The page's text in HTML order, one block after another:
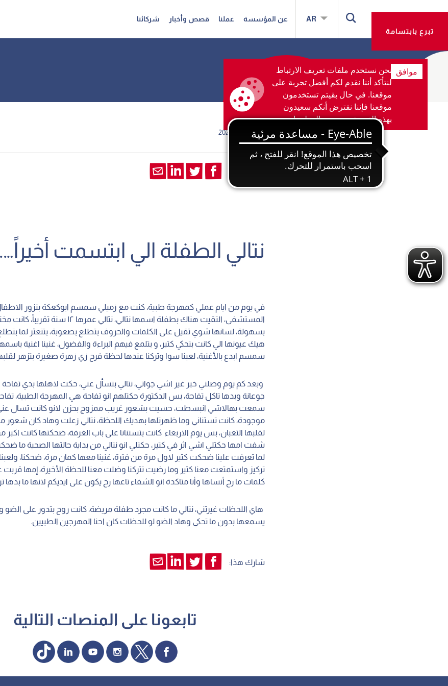
تبرع بابتسامة
عن المؤسسة عملنا قصص وأخبار شركائنا AR
02.ديسمبر 2025
نتالي الطفلة الي ابتسمت
في يوم من ايام عملي كمهرجة طبية، كنت مع زميلي سمسم ابوكعكة بنزور
المستشفى، التقيت هناك بطفلة اسمها نتالي، نتالي عمرها
بسهولة، لسانها شوي تقيل على الكلمات والحروف بتطلع بصعوبة، بتتعثر لما
هيك عيونها الي كانت بتحكي كتير، و بتلمع فيهم البراءة والفضول، غنينا اغنية
سمسم ابدع بالأغنية، لعبنا سوا وتركنا عندها لحظة فرح زي زهرة صغيرة بتزهر
وبعد كم يوم وصلني خبر غير اشي جواتي، نتالي بتسأل عني، حكت لاهلها بدي تفاحة
جوعانة وبدها تاكل تفاحة، بس الدكتورة حكتلهم انو تفاحة هي المهرجة الطبية، تفاحة
سمعت بهالاشي انبسطت، حسيت بشعور غريب ممزوج بحزن لانو كانت تسال
موجودة، كانت تستناني وما ظهرتلها بهديك اللحظة، نتالي زعلت وهاد كان
لقلبها التعبان، بس يوم الاربعاء كانت بتستنانا على باب الغرفة، ضحكتها كانت اكبر
شفت امها حكتلي اشي اثر في كتير، حكتلي انو نتالي من بداية حالتها الصحية ما
لما تعرفت علينا ضحكت كتير لاول مرة من فترة، غنينا معها كمان مرة، ضحكنا،
تركيز واستمتعت معنا كتير وما رضيت تتركنا وضلت معنا للحظة الأخيرة، إمها
كلمات ما رح أنساها وأنا متاكدة انو الشفاء تاعها رح يكون على ايديكم لانها ما
هاي اللحظات غيرتني، نتالي ما كانت مجرد طفلة مريضة، كانت روح بتدور على الضو
يسمعها بدون ما تحكي وهاد الضو لو للحظات كان احنا المهرجين الطبيين.
شارك هذا:
تابعونا على المنصات التالية
نحن نستخدم ملفات تعريف الارتباط
لنتأكد أننا نقدم لكم أفضل تجربة على
موقعنا. في حال بقيتم تستخدمون
موقعنا فإننا نفترض أنكم سعيدون
بهذه التجربةمزيد من المعلومات
موافق